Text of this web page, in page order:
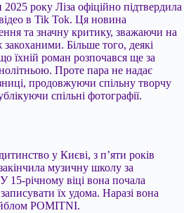
року Ліза офіційно підтвердила
в Tik Tok. Ця новина
та значну критику, зважаючи на
Більше того, деякі
їхній роман розпочався ще за
Проте пара не надає
продовжуючи спільну творчу
спільні фотографії.
у Києві, з п’яти років
музичну школу за
15-річному віці вона почала
їх удома. Наразі вона
POMITNI.